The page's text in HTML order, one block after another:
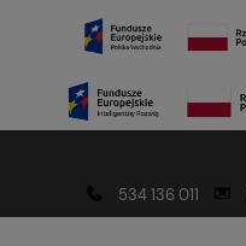
534 136 011